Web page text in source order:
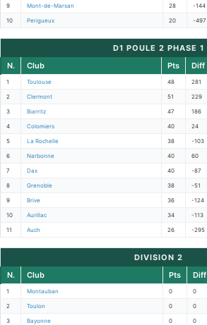
9 Mont-de-Marsan 28 -144
10 Perigueux 20 -497
D1 POULE 2 PHASE 1
N.
Club Pts Diff
1 Toulouse 48 281
2 Clermont 51 229
3 Biarritz 47 186
4 Colomiers 40 24
5 La Rochelle 38 -103
6 Narbonne 40 60
7 Dax 40 -87
8 Grenoble 38 -51
9 Brive 36 -124
10 Aurillac 34 -113
11 Auch 26 -295
DIVISION 2
N.
Club Pts Diff
1 Montauban 0 0
2 Toulon 0 0
3 Bayonne 0 0